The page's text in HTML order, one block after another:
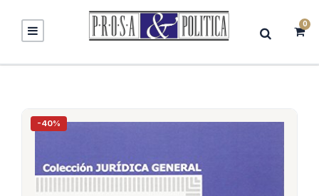
0
-40%